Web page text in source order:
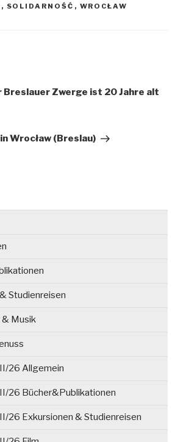
, SOLIDARNOŚĆ , WROCŁAW
Breslauer Zwerge ist 20 Jahre alt
Wrocław (Breslau)
Studienreisen
& Musik
26 Allgemein
26 Bücher&Publikationen
26 Exkursionen & Studienreisen